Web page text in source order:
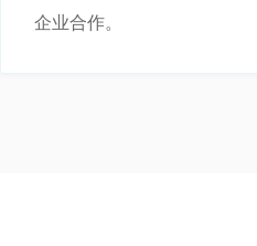
企业合作。